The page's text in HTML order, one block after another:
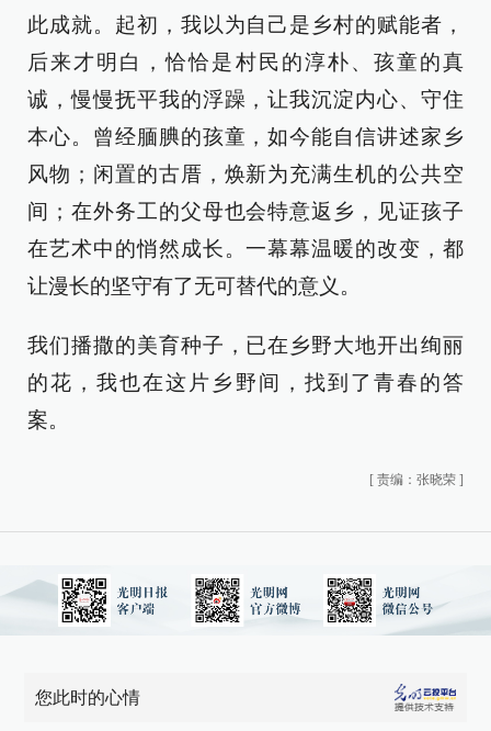
此成就。起初，我以为自己是乡村的赋能者，
后来才明白，恰恰是村民的淳朴、孩童的真
诚，慢慢抚平我的浮躁，让我沉淀内心、守住
本心。曾经腼腆的孩童，如今能自信讲述家乡
风物；闲置的古厝，焕新为充满生机的公共空
间；在外务工的父母也会特意返乡，见证孩子
在艺术中的悄然成长。一幕幕温暖的改变，都
让漫长的坚守有了无可替代的意义。
我们播撒的美育种子，已在乡野大地开出绚丽
的花，我也在这片乡野间，找到了青春的答
案。
[ 责编：张晓荣 ]
您此时的心情